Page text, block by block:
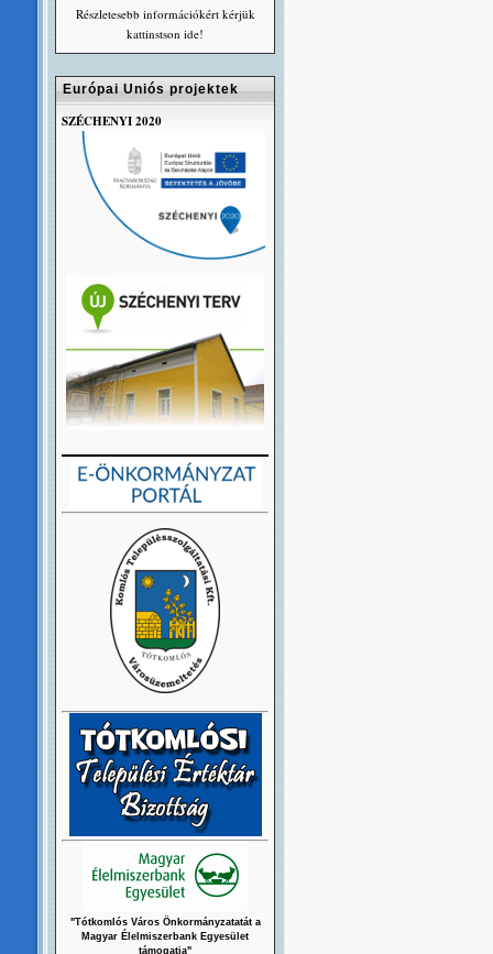
Részletesebb információkért kérjük
kattinstson ide!
Európai Uniós projektek
SZÉCHENYI 2020
"Tótkomlós Város Önkormányzatatát a
Magyar Élelmiszerbank Egyesület
támogatja"